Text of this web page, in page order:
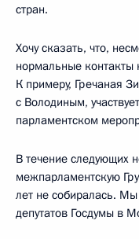
стран.
Хочу сказать, что,
нормальные контакты
К примеру, Гречаная
с Володиным,
парламентском
В течение следующих
межпарламентскую
лет не собиралась.
депутатов Госдумы в